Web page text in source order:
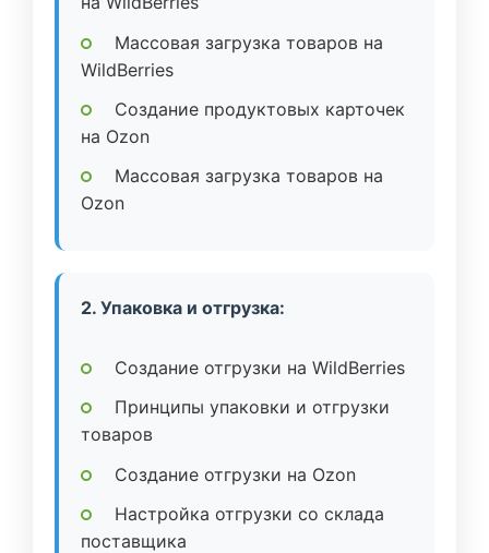
Массовая загрузка товаров на
WildBerries
Создание продуктовых карточек
на Ozon
Массовая загрузка товаров на
Ozon
2. Упаковка и отгрузка:
Создание отгрузки на WildBerries
Принципы упаковки и отгрузки
товаров
Создание отгрузки на Ozon
Настройка отгрузки со склада
поставщика